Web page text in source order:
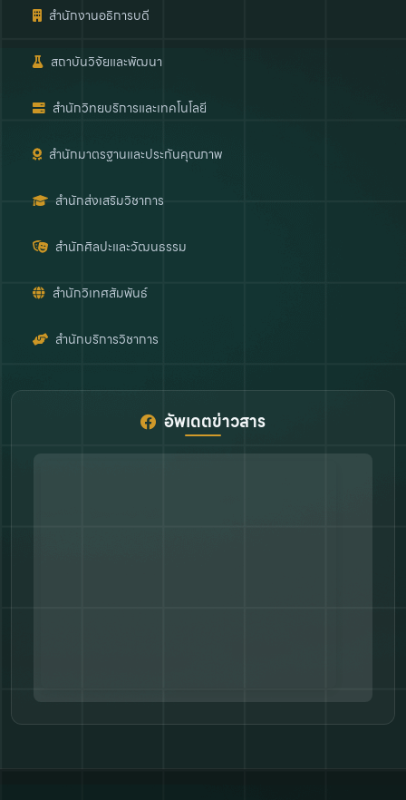
สำนักงานอธิการบดี
สถาบันวิจัยและพัฒนา
สำนักวิทยบริการและเทคโนโลยี
สำนักมาตรฐานและประกันคุณภาพ
สำนักส่งเสริมวิชาการ
สำนักศิลปะและวัฒนธรรม
สำนักวิเทศสัมพันธ์
สำนักบริการวิชาการ
อัพเดตข่าวสาร